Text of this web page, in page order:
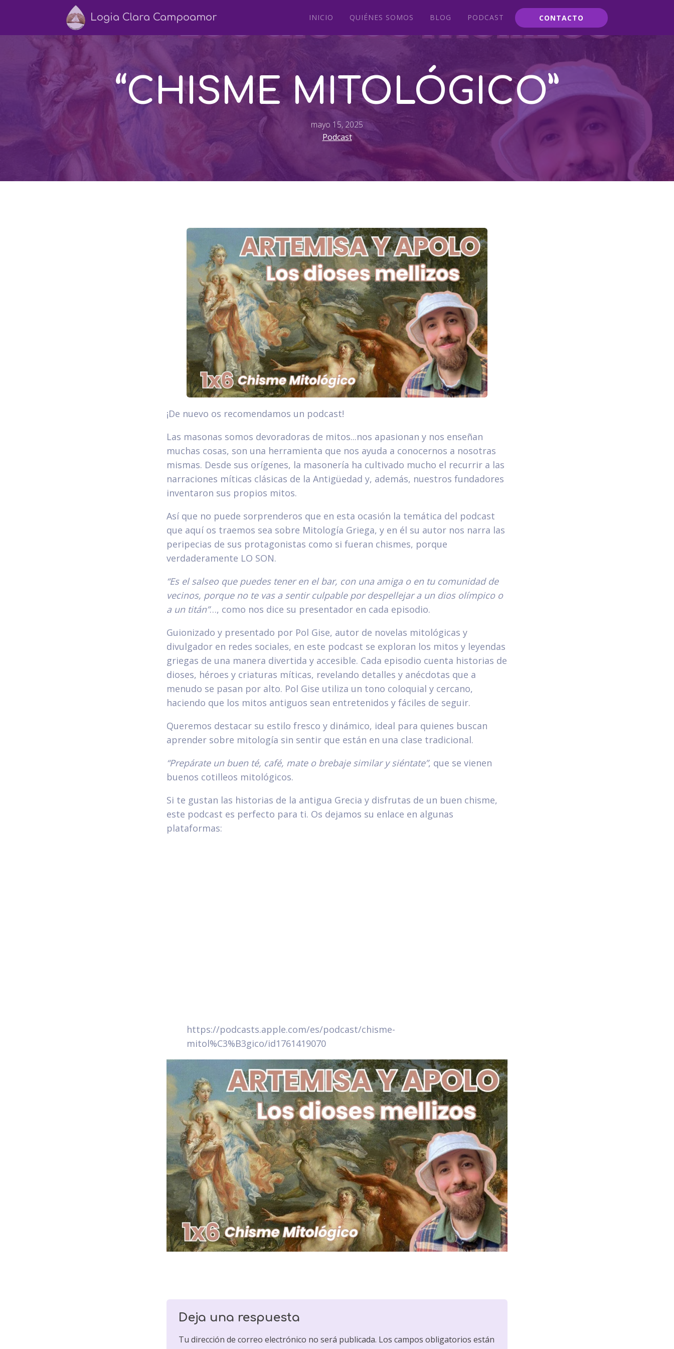
Logia Clara Campoamor INICIO QUIÉNES SOMOS BLOG PODCAST CONTACTO
“CHISME MITOLÓGICO”
mayo 15, 2025
Podcast
¡De nuevo os recomendamos un podcast!
Las masonas somos devoradoras de mitos...nos apasionan y nos enseñan
muchas cosas, son una herramienta que nos ayuda a conocernos a nosotras
mismas. Desde sus orígenes, la masonería ha cultivado mucho el recurrir a las
narraciones míticas clásicas de la Antigüedad y, además, nuestros fundadores
inventaron sus propios mitos.
Así que no puede sorprenderos que en esta ocasión la temática del podcast
que aquí os traemos sea sobre Mitología Griega, y en él su autor nos narra las
peripecias de sus protagonistas como si fueran chismes, porque
verdaderamente LO SON.
“Es el salseo que puedes tener en el bar, con una amiga o en tu comunidad de
vecinos, porque no te vas a sentir culpable por despellejar a un dios olímpico o
a un titán”…, como nos dice su presentador en cada episodio.
Guionizado y presentado por Pol Gise, autor de novelas mitológicas y
divulgador en redes sociales, en este podcast se exploran los mitos y leyendas
griegas de una manera divertida y accesible. Cada episodio cuenta historias de
dioses, héroes y criaturas míticas, revelando detalles y anécdotas que a
menudo se pasan por alto. Pol Gise utiliza un tono coloquial y cercano,
haciendo que los mitos antiguos sean entretenidos y fáciles de seguir.
Queremos destacar su estilo fresco y dinámico, ideal para quienes buscan
aprender sobre mitología sin sentir que están en una clase tradicional.
“Prepárate un buen té, café, mate o brebaje similar y siéntate”, que se vienen
buenos cotilleos mitológicos.
Si te gustan las historias de la antigua Grecia y disfrutas de un buen chisme,
este podcast es perfecto para ti. Os dejamos su enlace en algunas
plataformas:
https://podcasts.apple.com/es/podcast/chisme-
mitol%C3%B3gico/id1761419070
Deja una respuesta
Tu dirección de correo electrónico no será publicada. Los campos obligatorios están